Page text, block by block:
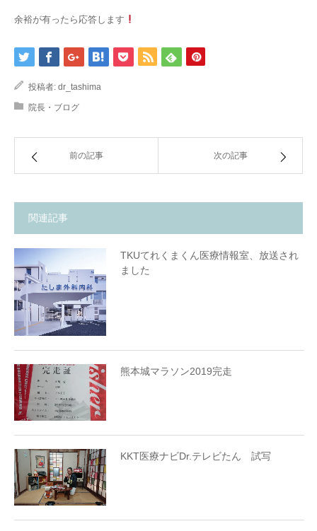
余裕が有ったら応答します
投稿者: dr_tashima
院長・ブログ
前の記事 次の記事
関連記事
TKUてれくまくん医療情報室、放送され
ました
熊本城マラソン2019完走
KKT医療ナビDr.テレビたん 試写